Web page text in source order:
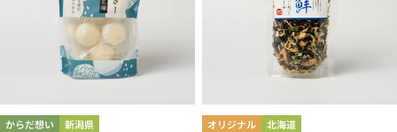
からだ想い 新潟県 オリジナル 北海道